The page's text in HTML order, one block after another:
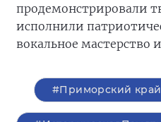
продемонстрировали
исполнили
вокальное мастерство
#Приморский край